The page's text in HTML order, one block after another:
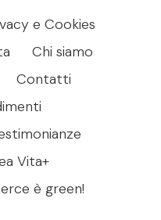
e Cookies
Chi siamo
Contatti
Vita+
è green!